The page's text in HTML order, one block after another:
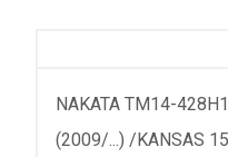
NAKATA TM14-
(2009/...) /KANSAS